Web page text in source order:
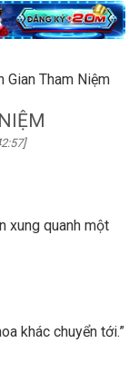
Gian Tham Niệm
xung quanh một
khác chuyển tới.”